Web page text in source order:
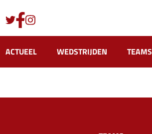
ACTUEEL WEDSTRIJDEN TEAMS